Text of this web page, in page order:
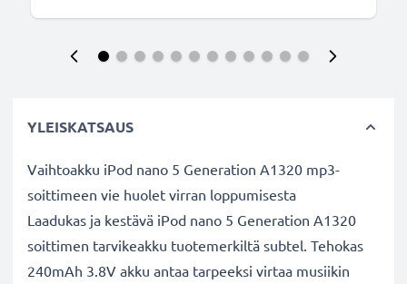
YLEISKATSAUS
Vaihtoakku iPod nano 5 Generation A1320 mp3-
soittimeen vie huolet virran loppumisesta
Laadukas ja kestävä iPod nano 5 Generation A1320
soittimen tarvikeakku tuotemerkiltä subtel. Tehokas
240mAh 3.8V akku antaa tarpeeksi virtaa musiikin